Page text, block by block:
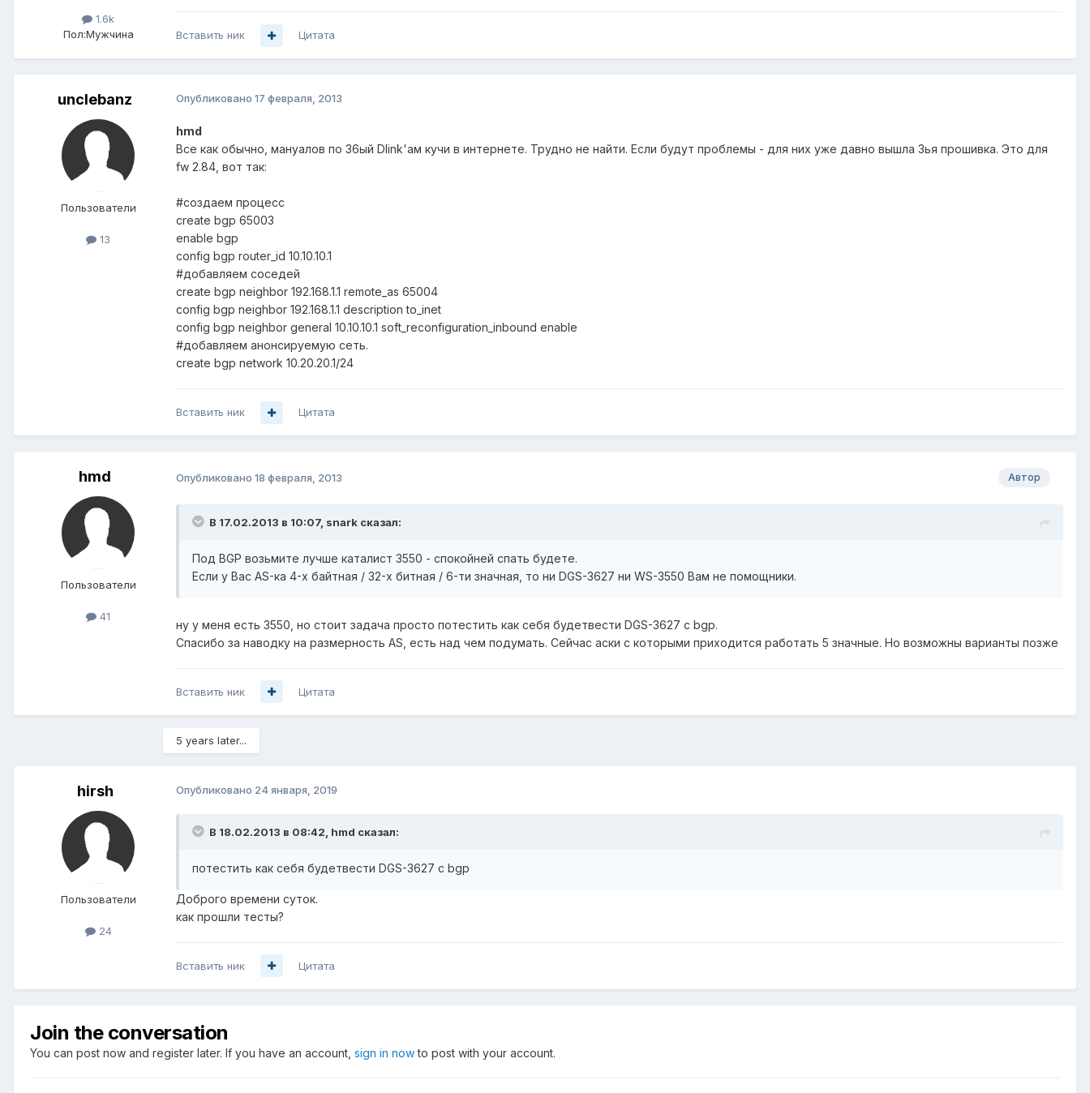
1.6k
Пол:Мужчина Вставить ник Цитата
unclebanz
Пользователи
13
Опубликовано 17 февраля, 2013
hmd
Все как обычно, мануалов по 36ый Dlink'aм кучи в интернете. Трудно не найти. Если будут проблемы - для них уже давно вышла 3ья прошивка. Это для
fw 2.84, вот так:
#создаем процесс
create bgp 65003
enable bgp
config bgp router_id 10.10.10.1
#добавляем соседей
create bgp neighbor 192.168.1.1 remote_as 65004
config bgp neighbor 192.168.1.1 description to_inet
config bgp neighbor general 10.10.10.1 soft_reconfiguration_inbound enable
#добавляем анонсируемую сеть.
create bgp network 10.20.20.1/24
Вставить ник Цитата
hmd
Пользователи
41
Автор
Опубликовано 18 февраля, 2013
В 17.02.2013 в 10:07, snark сказал:
Под BGP возьмите лучше каталист 3550 - спокойней спать будете.
Если у Вас AS-ка 4-х байтная / 32-х битная / 6-ти значная, то ни DGS-3627 ни WS-3550 Вам не помощники.
ну у меня есть 3550, но стоит задача просто потестить как себя будетвести DGS-3627 с bgp.
Cпасибо за наводку на размерность AS, есть над чем подумать. Сейчас аски с которыми приходится работать 5 значные. Но возможны варианты позже
Вставить ник Цитата
5 years later...
hirsh
Пользователи
24
Опубликовано 24 января, 2019
В 18.02.2013 в 08:42, hmd сказал:
потестить как себя будетвести DGS-3627 с bgp
Доброго времени суток.
как прошли тесты?
Вставить ник Цитата
Join the conversation
You can post now and register later. If you have an account, sign in nowto post with your account.